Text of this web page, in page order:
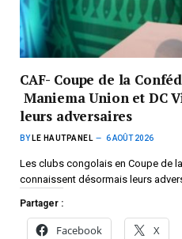
CAF- Coupe de la
Maniema Union et DC
leurs adversaires
BY LE HAUTPANEL 6 AOÛT 2026
Les clubs congolais en Coupe de
connaissent désormais leurs
Partager :
Facebook X